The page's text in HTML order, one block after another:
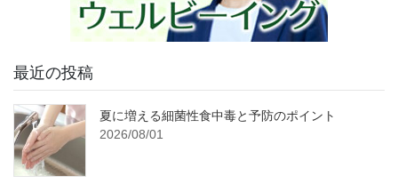
最近の投稿
夏に増える細菌性食中毒と予防のポイント
2026/08/01